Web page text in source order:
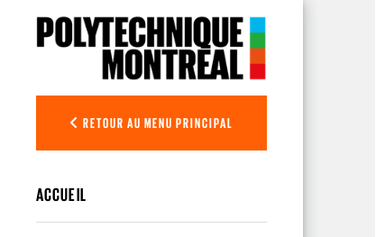
RETOUR AU MENU PRINCIPAL
ACCUEIL